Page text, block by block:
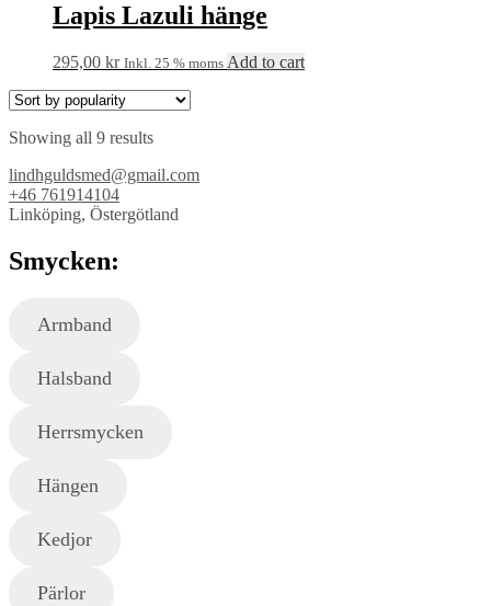
Lapis Lazuli hänge
295,00 kr Inkl. 25 % moms Add to cart
Showing all 9 results
lindhguldsmed@gmail.com
+46 761914104
Linköping, Östergötland
Smycken:
Armband
Halsband
Herrsmycken
Hängen
Kedjor
Pärlor